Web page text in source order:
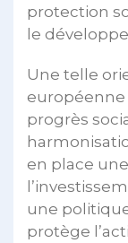
protection
le
Une telle
européenne
progrès
en place
une
protège